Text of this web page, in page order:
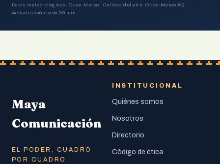
Datos meteorológicos: Open-Meteo · Calidad del aire: Open-Meteo AQ ·
Actualización cada 30 min
Maya
Comunicación
EL PODER, CUADRO
POR CUADRO.
INSTITUCIONAL
Quiénes somos
Nosotros
Directorio
Código de ética